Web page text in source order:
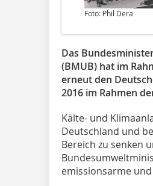
Foto: Phil Dera
Das
(BMUB) hat im
erneut den
2016 im Rahmen
Kälte- und
Deutschland und
Bereich zu senken
emissionsarme